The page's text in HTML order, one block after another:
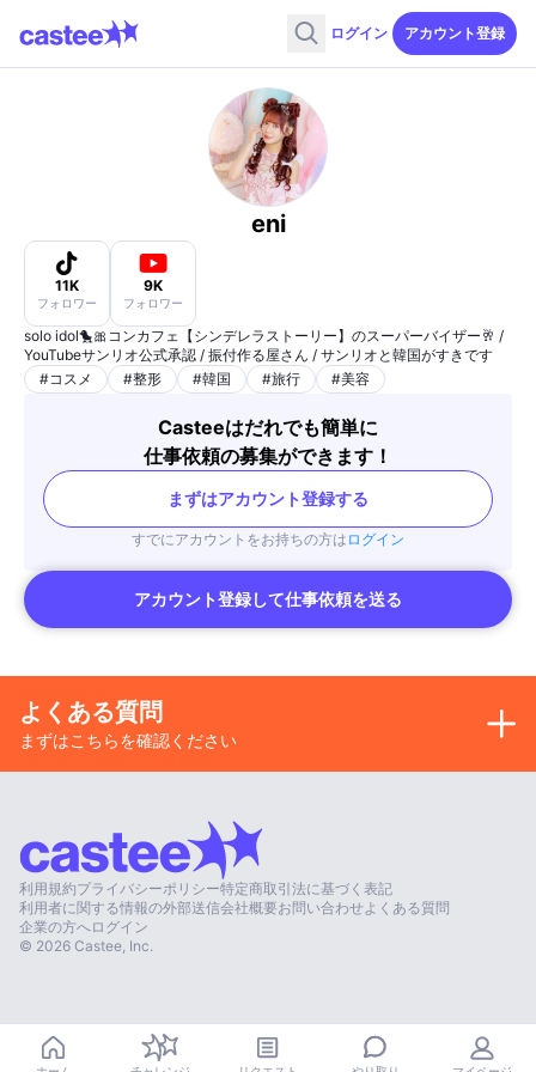
ログイン アカウント登録
eni
11K
フォロワー
9K
フォロワー
solo idol🐤🎀コンカフェ【シンデレラストーリー】のスーパーバイザー🥂 /
YouTubeサンリオ公式承認 / 振付作る屋さん / サンリオと韓国がすきです
#コスメ #整形 #韓国 #旅行 #美容
Casteeはだれでも簡単に
仕事依頼の募集ができます！
まずはアカウント登録する
すでにアカウントをお持ちの方は ログイン
アカウント登録して仕事依頼を送る
よくある質問
まずはこちらを確認ください
利用規約プライバシーポリシー特定商取引法に基づく表記
利用者に関する情報の外部送信会社概要お問い合わせ よくある質問
企業の方へログイン
© 2026 Castee, Inc.